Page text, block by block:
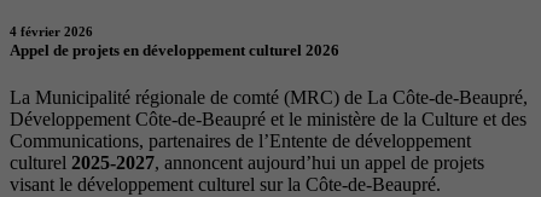
4 février 2026
Appel de projets en développement culturel 2026
La Municipalité régionale de comté (MRC) de La Côte-de-Beaupré,
Développement Côte-de-Beaupré et le ministère de la Culture et des
Communications, partenaires de l’Entente de développement
culturel 2025-2027, annoncent aujourd’hui un appel de projets
visant le développement culturel sur la Côte-de-Beaupré.